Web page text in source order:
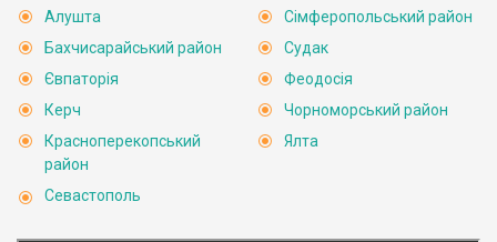
Алушта
Бахчисарайський район
Євпаторія
Керч
Красноперекопський
район
Севастополь
Сімферопольський район
Судак
Феодосія
Чорноморський район
Ялта